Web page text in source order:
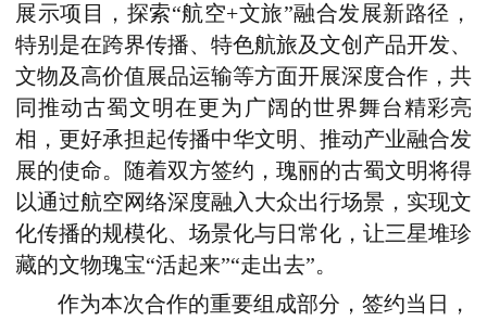
展示项目，探索“航空+文旅”融合发展新路径，
特别是在跨界传播、特色航旅及文创产品开发、
文物及高价值展品运输等方面开展深度合作，共
同推动古蜀文明在更为广阔的世界舞台精彩亮
相，更好承担起传播中华文明、推动产业融合发
展的使命。随着双方签约，瑰丽的古蜀文明将得
以通过航空网络深度融入大众出行场景，实现文
化传播的规模化、场景化与日常化，让三星堆珍
藏的文物瑰宝“活起来”“走出去”。
作为本次合作的重要组成部分，签约当日，